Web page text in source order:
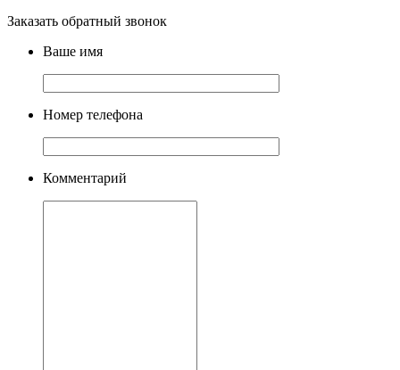
Заказать обратный звонок
Ваше имя
Номер телефона
Комментарий